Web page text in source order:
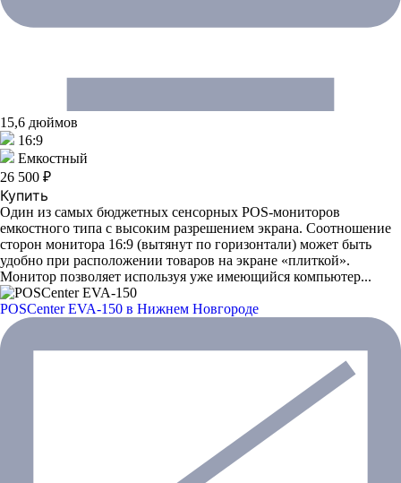
15,6 дюймов
16:9
Емкостный
26 500 ₽
Купить
Один из самых бюджетных сенсорных POS-мониторов
емкостного типа с высоким разрешением экрана. Соотношение
сторон монитора 16:9 (вытянут по горизонтали) может быть
удобно при расположении товаров на экране «плиткой».
Монитор позволяет используя уже имеющийся компьютер...
POSCenter EVA-150 в Нижнем Новгороде